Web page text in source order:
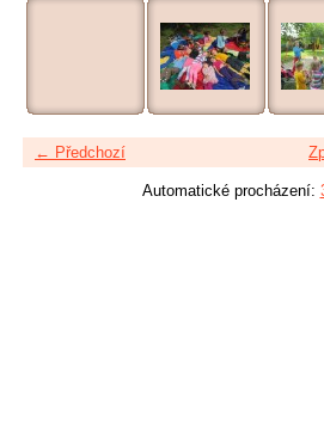
← Předchozí
Automatické procházení: